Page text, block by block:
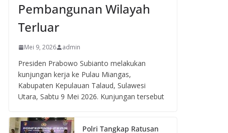
Pembangunan Wilayah
Terluar
Mei 9, 2026 admin
Presiden Prabowo Subianto melakukan
kunjungan kerja ke Pulau Miangas,
Kabupaten Kepulauan Talaud, Sulawesi
Utara, Sabtu 9 Mei 2026. Kunjungan tersebut
Polri Tangkap Ratusan